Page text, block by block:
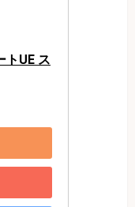
トUE ス